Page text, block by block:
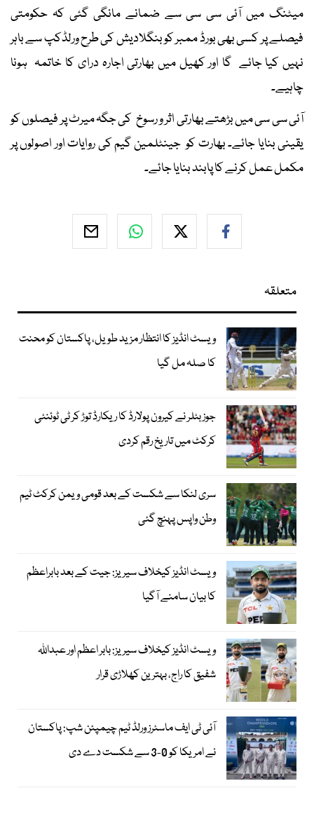
میٹنگ میں آئی سی سی سے ضمانے مانگی گئی کہ حکومتی
فیصلے پر کسی بھی بورڈ ممبر کو بنگلادیش کی طرح ورلڈکپ سے باہر
نہیں کیا جائے گا اور کھیل میں بھارتی اجارہ درای کا خاتمہ ہونا
چاہیے۔
آئی سی سی میں بڑھتے بھارتی اثر و رسوخ کی جگہ میرٹ پر فیصلوں کو
یقینی بنایا جائے۔ بھارت کو جینٹلمین گیم کی روایات اور اصولوں پر
مکمل عمل کرنے کا پابند بنایا جائے۔
متعلقہ
ویسٹ انڈیز کا انتظار مزید طویل، پاکستان کو محنت
کا صلہ مل گیا
جوز بٹلر نے کیرون پولارڈ کا ریکارڈ توڑ کر ٹی ٹوئنٹی
کرکٹ میں تاریخ رقم کردی
سری لنکا سے شکست کے بعد قومی ویمن کرکٹ ٹیم
وطن واپس پہنچ گئی
ویسٹ انڈیز کیخلاف سیریز: جیت کے بعد بابراعظم
کا بیان سامنے آگیا
ویسٹ انڈیز کیخلاف سیریز: بابر اعظم اور عبداللہ
شفیق کا راج، بہترین کھلاڑی قرار
آئی ٹی ایف ماسٹرز ورلڈ ٹیم چیمپئن شپ: پاکستان
نے امریکا کو 0-3 سے شکست دے دی